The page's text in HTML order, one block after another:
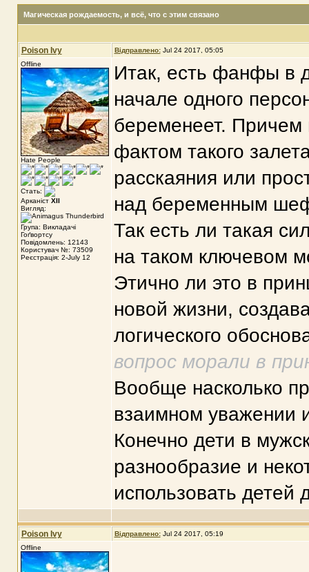
Магическая рождаемость, и всё, что с этим связано
Poison Ivy Відправлено: Jul 24 2017, 05:05
Offline
Hate People
Стать:
Арканіст XII
Вигляд:
Група: Викладачі
Гоґвортсу
Повідомлень: 12143
Користувач №: 73509
Реєстрація: 2-July 12
Итак, есть фанфы в
начале одного
беременеет. Причем
фактом такого
расскаяния или
над беременным
Так есть ли такая
на таком ключевом
Этично ли это в
новой жизни,
логического
вопрос морали в
Вообще насколько
взаимном уважении
Конечно дети в
разнообразие и
использовать детей
Poison Ivy Відправлено: Jul 24 2017, 05:19
Offline